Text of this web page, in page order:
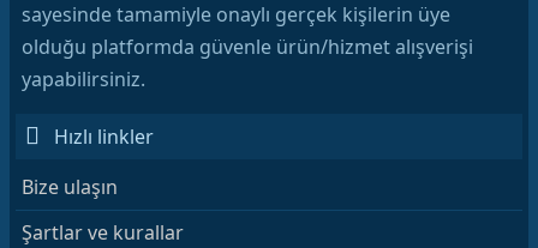
sayesinde tamamiyle onaylı gerçek kişilerin üye
olduğu platformda güvenle ürün/hizmet alışverişi
yapabilirsiniz.
Hızlı linkler
Bize ulaşın
Şartlar ve kurallar